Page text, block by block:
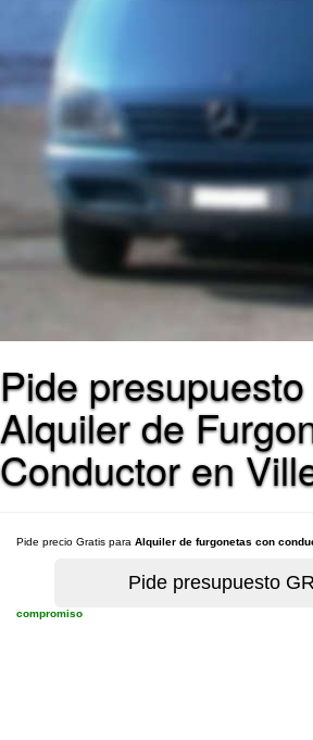
Pide
Alquiler de
Conductor en
Pide precio Gratis para Alquiler de furgonetas con
compromiso